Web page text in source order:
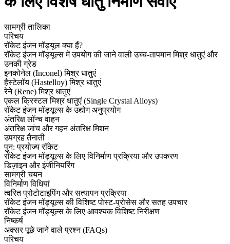
सामग्री तालिका
परिचय
रॉकेट इंजन मॉड्यूल क्या हैं?
रॉकेट इंजन मॉड्यूल्स में उपयोग की जाने वाली उच्च-तापमान मिश्र धातुएं और
उनकी ग्रेड
इनकोनेल (Inconel) मिश्र धातुएं
हैस्टेलॉय (Hastelloy) मिश्र धातुएं
रेने (Rene) मिश्र धातुएं
एकल क्रिस्टल मिश्र धातुएं (Single Crystal Alloys)
रॉकेट इंजन मॉड्यूल्स के उद्योग अनुप्रयोग
अंतरिक्ष लॉन्च वाहन
अंतरिक्ष जांच और गहन अंतरिक्ष मिशन
उपग्रह तैनाती
पुन: प्रयोज्य रॉकेट
रॉकेट इंजन मॉड्यूल्स के लिए विनिर्माण प्रक्रिया और उपकरण
डिज़ाइन और इंजीनियरिंग
सामग्री चयन
विनिर्माण विधियां
त्वरित प्रोटोटाइपिंग और सत्यापन प्रक्रिया
रॉकेट इंजन मॉड्यूल्स की विशिष्ट पोस्ट-प्रोसेस और सतह उपचार
रॉकेट इंजन मॉड्यूल्स के लिए आवश्यक विशिष्ट निरीक्षण
निष्कर्ष
अक्सर पूछे जाने वाले प्रश्न (FAQs)
परिचय